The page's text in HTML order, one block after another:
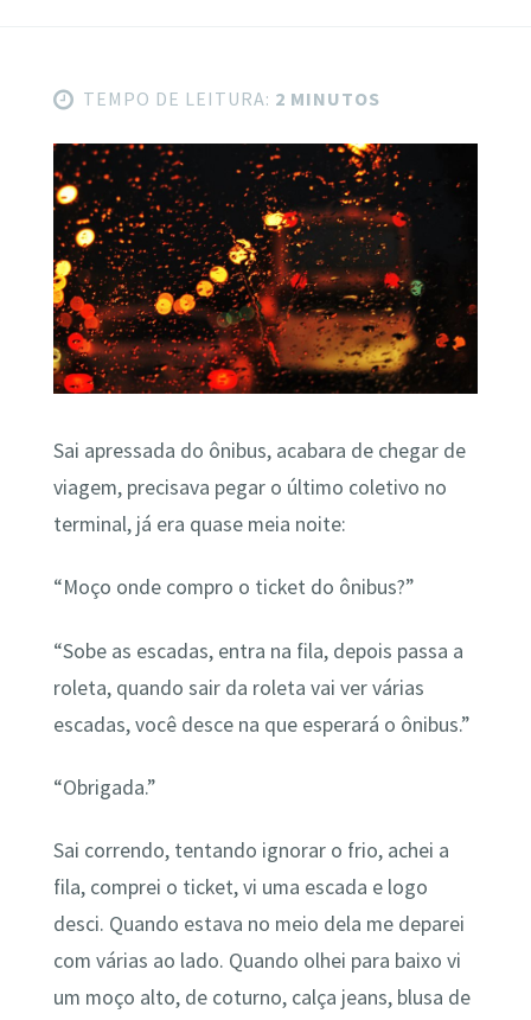
TEMPO DE LEITURA: 2 MINUTOS
Sai apressada do ônibus, acabara de chegar de
viagem, precisava pegar o último coletivo no
terminal, já era quase meia noite:
“Moço onde compro o ticket do ônibus?”
“Sobe as escadas, entra na fila, depois passa a
roleta, quando sair da roleta vai ver várias
escadas, você desce na que esperará o ônibus.”
“Obrigada.”
Sai correndo, tentando ignorar o frio, achei a
fila, comprei o ticket, vi uma escada e logo
desci. Quando estava no meio dela me deparei
com várias ao lado. Quando olhei para baixo vi
um moço alto, de coturno, calça jeans, blusa de